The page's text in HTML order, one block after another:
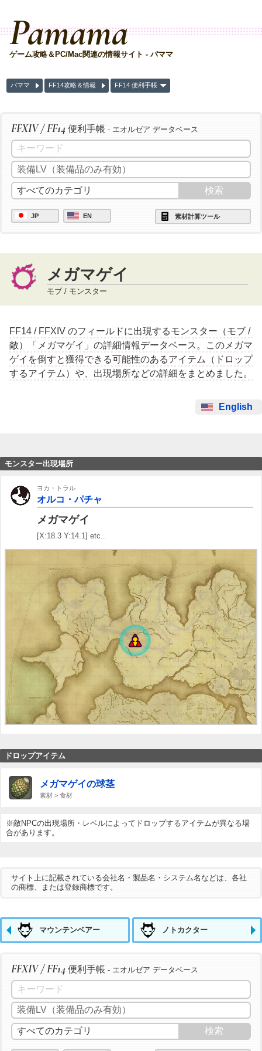
Pamama
ゲーム攻略＆PC/Mac関連の情報サイト - パママ
パママ FF14攻略＆情報 FF14 便利手帳
FFXIV / FF14 便利手帳 - エオルゼア データベース
JP EN 素材計算ツール
メガマゲイ
モブ / モンスター
FF14 / FFXIV のフィールドに出現するモンスター（モブ /
敵）「メガマゲイ」の詳細情報データベース。このメガマ
ゲイを倒すと獲得できる可能性のあるアイテム（ドロップ
するアイテム）や、出現場所などの詳細をまとめました。
English
モンスター出現場所
ヨカ・トラル
オルコ・パチャ
メガマゲイ
[X:18.3 Y:14.1] etc..
ドロップアイテム
メガマゲイの球茎
素材 > 食材
※敵NPCの出現場所・レベルによってドロップするアイテムが異なる場
合があります。
サイト上に記載されている会社名・製品名・システム名などは、各社
の商標、または登録商標です。
マウンテンベアー ノトカクター
FFXIV / FF14 便利手帳 - エオルゼア データベース